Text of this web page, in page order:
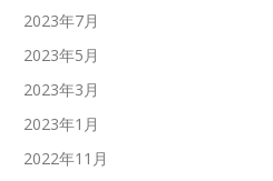
2023年7月
2023年5月
2023年3月
2023年1月
2022年11月